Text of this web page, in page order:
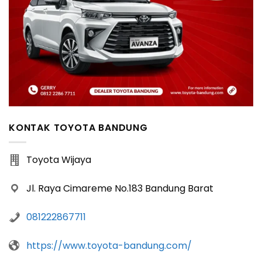
KONTAK TOYOTA BANDUNG
Toyota Wijaya
Jl. Raya Cimareme No.183 Bandung Barat
081222867711
https://www.toyota-bandung.com/